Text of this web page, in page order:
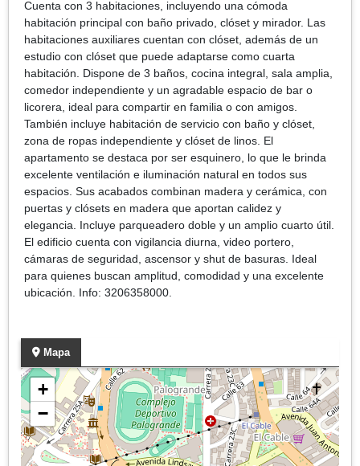
Cuenta con 3 habitaciones, incluyendo una cómoda
habitación principal con baño privado, clóset y mirador. Las
habitaciones auxiliares cuentan con clóset, además de un
estudio con clóset que puede adaptarse como cuarta
habitación. Dispone de 3 baños, cocina integral, sala amplia,
comedor independiente y un agradable espacio de bar o
licorera, ideal para compartir en familia o con amigos.
También incluye habitación de servicio con baño y clóset,
zona de ropas independiente y clóset de linos. El
apartamento se destaca por ser esquinero, lo que le brinda
excelente ventilación e iluminación natural en todos sus
espacios. Sus acabados combinan madera y cerámica, con
puertas y clósets en madera que aportan calidez y
elegancia. Incluye parqueadero doble y un amplio cuarto útil.
El edificio cuenta con vigilancia diurna, video portero,
cámaras de seguridad, ascensor y shut de basuras. Ideal
para quienes buscan amplitud, comodidad y una excelente
ubicación. Info: 3206358000.
Mapa
+
−